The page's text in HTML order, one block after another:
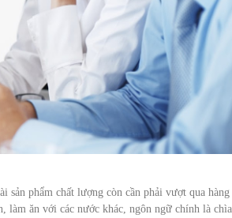
phẩm chất lượng còn cần phải vượt qua hàng
ăn với các nước khác, ngôn ngữ chính là chìa